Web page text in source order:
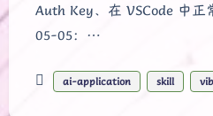
Auth Key、在 VSCode 中正
05-05：…
ai-application skill